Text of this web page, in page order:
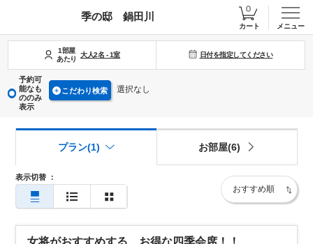
季の邸 鍋田川
カート メニュー
1部屋
あたり
大人2名 -1室 日付を指定してください
予約可
能なも
ののみ
表示
こだわり検索 選択なし
表示切替 ：
プラン(1) お部屋(6)
女将がおすすめする お得な四季会席！！